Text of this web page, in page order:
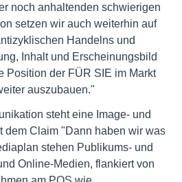
noch anhaltenden schwierigen
setzen wir auch weiterhin auf
Handelns und
Inhalt und Erscheinungsbild
Position der FÜR SIE im Markt
auszubauen."
steht eine Image- und
dem Claim "Dann haben wir was
stehen Publikums- und
Online-Medien, flankiert von